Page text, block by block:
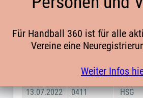
Frauen
13.07.2022
0411
HSG
Für Handball 360 ist für alle
Vereine eine
Weiter Infos